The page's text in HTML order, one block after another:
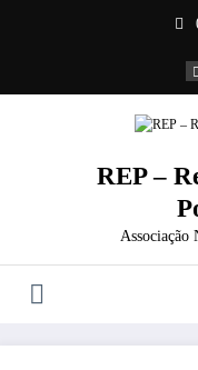
REP –
Associação